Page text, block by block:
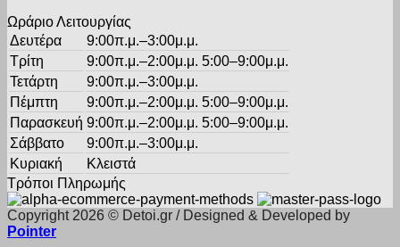
Ωράριο Λειτουργίας
Δευτέρα
9:00π.μ.–3:00μ.μ.
Τρίτη
9:00π.μ.–2:00μ.μ. 5:00–9:00μ.μ.
Τετάρτη
9:00π.μ.–3:00μ.μ.
Πέμπτη
9:00π.μ.–2:00μ.μ. 5:00–9:00μ.μ.
Παρασκευή 9:00π.μ.–2:00μ.μ. 5:00–9:00μ.μ.
Σάββατο
9:00π.μ.–3:00μ.μ.
Κυριακή
Κλειστά
Τρόποι Πληρωμής
Copyright 2026 © Detoi.gr / Designed & Developed by
Pointer